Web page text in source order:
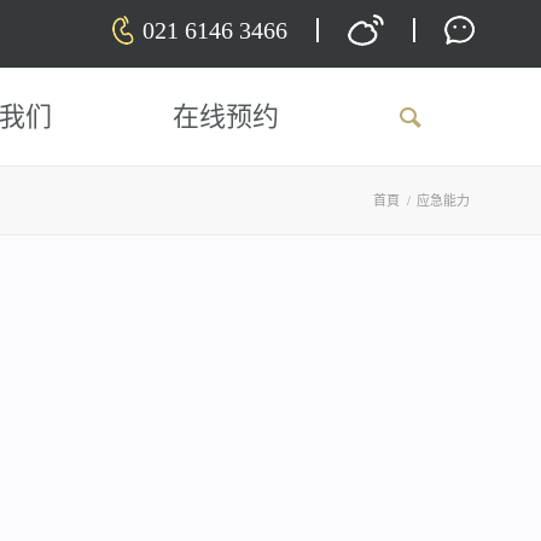
021 6146 3466
们 在线预约
首頁 / 应急能力